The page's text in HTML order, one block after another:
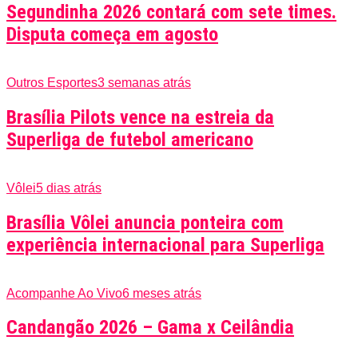
Segundinha 2026 contará com sete times.
Disputa começa em agosto
Outros Esportes3 semanas atrás
Brasília Pilots vence na estreia da
Superliga de futebol americano
Vôlei5 dias atrás
Brasília Vôlei anuncia ponteira com
experiência internacional para Superliga
Acompanhe Ao Vivo6 meses atrás
Candangão 2026 – Gama x Ceilândia